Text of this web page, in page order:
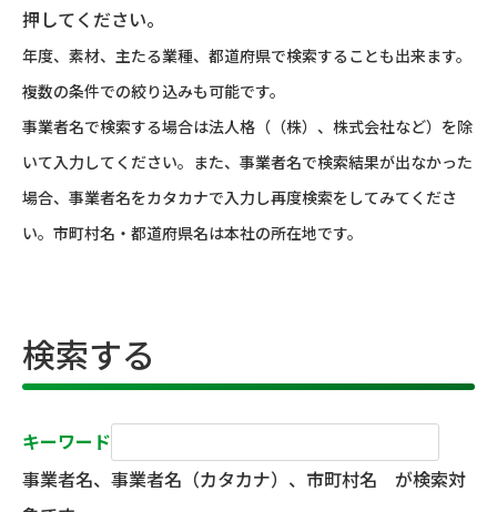
押してください。
年度、素材、主たる業種、都道府県で検索することも出来ます。
複数の条件での絞り込みも可能です。
事業者名で検索する場合は法人格（（株）、株式会社など）を除
いて入力してください。また、事業者名で検索結果が出なかった
場合、事業者名をカタカナで入力し再度検索をしてみてくださ
い。市町村名・都道府県名は本社の所在地です。
検索する
キーワード
事業者名、事業者名（カタカナ）、市町村名 が検索対